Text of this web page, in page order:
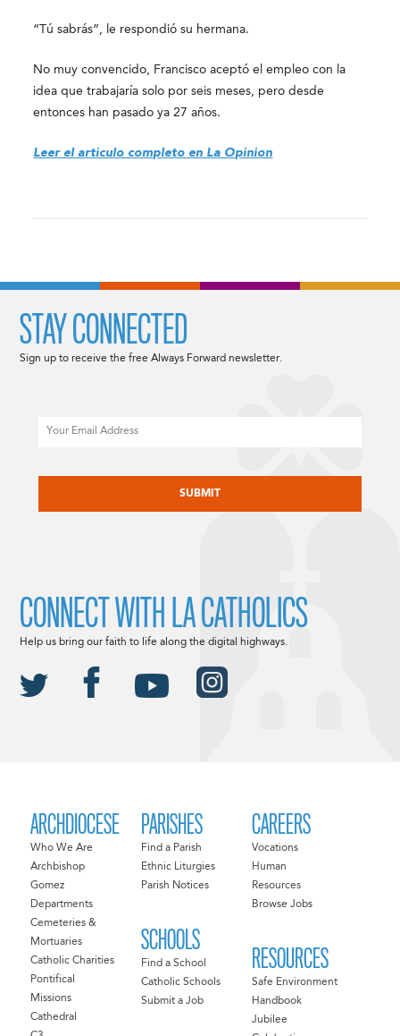
“Tú sabrás”, le respondió su hermana.
No muy convencido, Francisco aceptó el empleo con la
idea que trabajaría solo por seis meses, pero desde
entonces han pasado ya 27 años.
Leer el articulo completo en La Opinion
ARCHDIOCESE
Who We Are
Archbishop
Gomez
Departments
Cemeteries &
Mortuaries
Catholic Charities
Pontifical
Missions
Cathedral
PARISHES
Find a Parish
Ethnic Liturgies
Parish Notices
SCHOOLS
Find a School
Catholic Schools
Submit a Job
CAREERS
Vocations
Human
Resources
Browse Jobs
RESOURCES
Safe Environment
Handbook
Jubilee
STAY CONNECTED
Sign up to receive the free Always Forward newsletter.
CONNECT WITH LA CATHOLICS
Help us bring our faith to life along the digital highways.